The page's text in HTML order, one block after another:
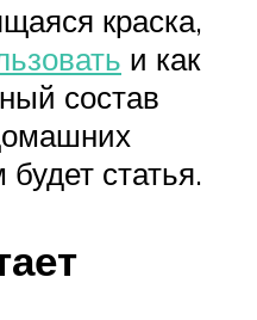
краска,
и как
состав
статья.